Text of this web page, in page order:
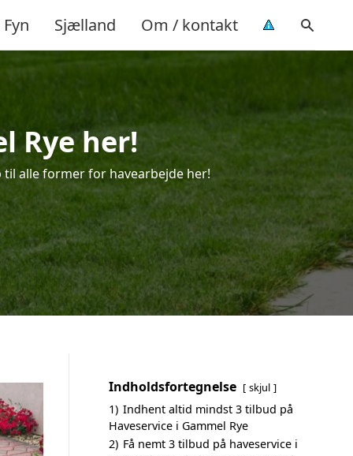
Fyn Sjælland Om / kontakt
Rye her!
alle former for havearbejde her!
Indholdsfortegnelse skjul
1) Indhent altid mindst 3 tilbud på
Haveservice i Gammel Rye
2) Få nemt 3 tilbud på haveservice i